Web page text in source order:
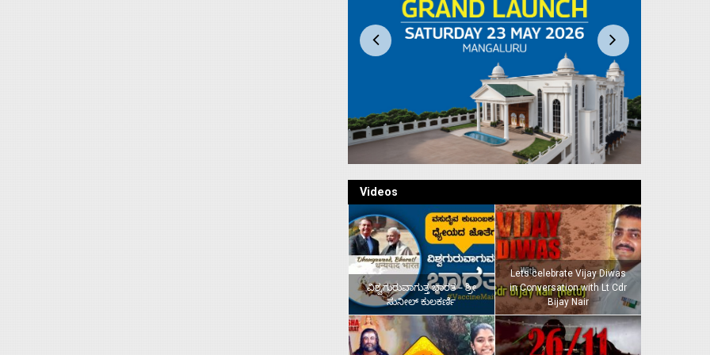
Videos
ವಿಶ್ವಗುರುವಾಗುತ್ತ ಭಾರತ – ಶ್ರೀ
ಸುನೀಲ್‌ ಕುಲಕರ್ಣಿ
Lets celebrate Vijay Diwas
in Conversation with Lt Cdr
Bijay Nair